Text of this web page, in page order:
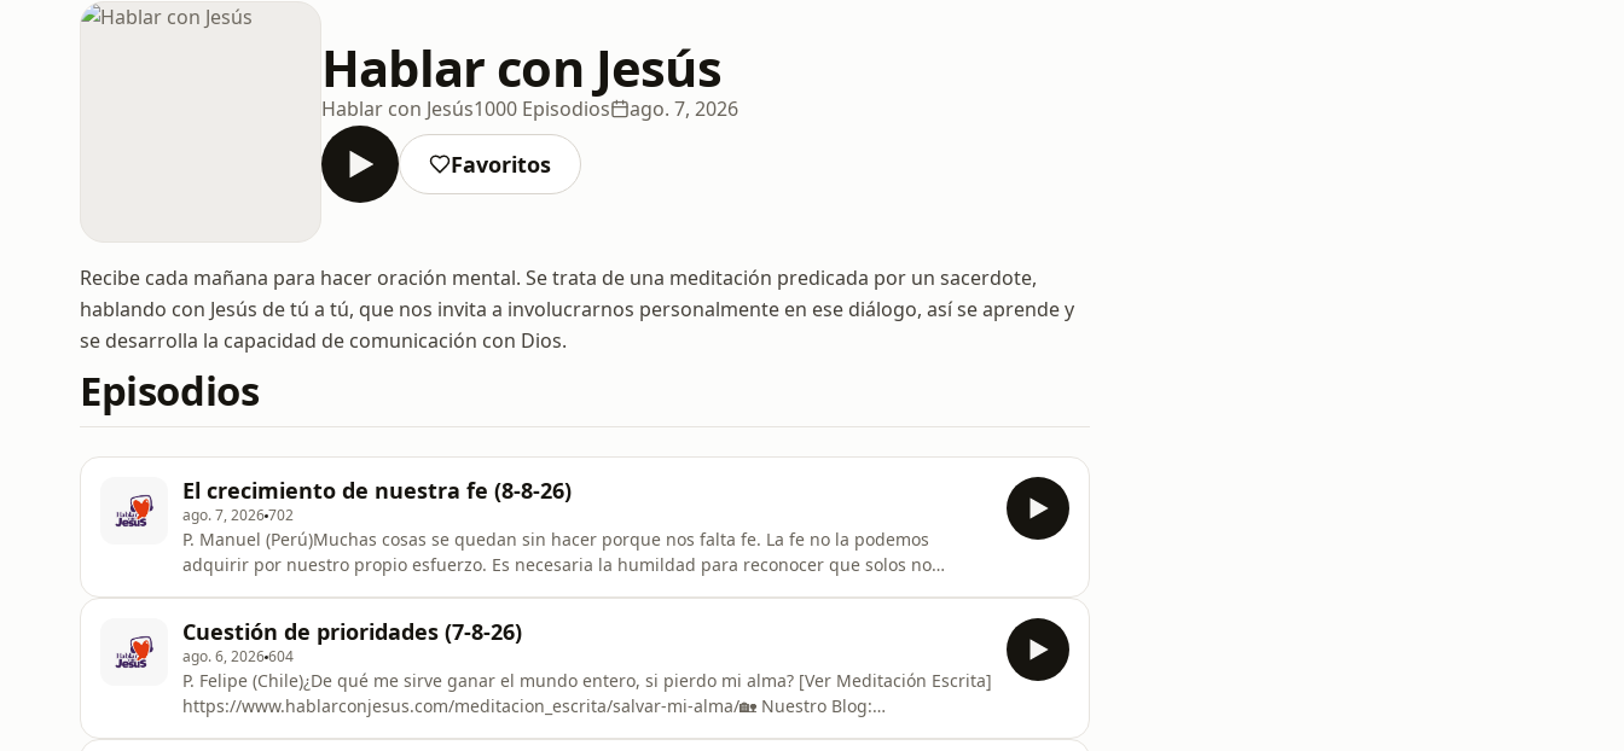
Hablar con Jesús
Hablar con Jesús1000 Episodios ago. 7, 2026
Favoritos
Recibe cada mañana para hacer oración mental. Se trata de una meditación predicada por un sacerdote,
hablando con Jesús de tú a tú, que nos invita a involucrarnos personalmente en ese diálogo, así se aprende y
se desarrolla la capacidad de comunicación con Dios.
Episodios
El crecimiento de nuestra fe (8-8-26)
ago. 7, 2026702
P. Manuel (Perú)Muchas cosas se quedan sin hacer porque nos falta fe. La fe no la podemos
adquirir por nuestro propio esfuerzo. Es necesaria la humildad para reconocer que solos no
fortalece y nos llena de paz. La fe pue
Cuestión de prioridades (7-8-26)
ago. 6, 2026604
P. Felipe (Chile)¿De qué me sirve ganar el mundo entero, si pierdo mi alma? [Ver Meditación Escrita]
https://www.hablarconjesus.com/meditacion_escrita/salvar-mi-alma/🏡 Nuestro Blog: